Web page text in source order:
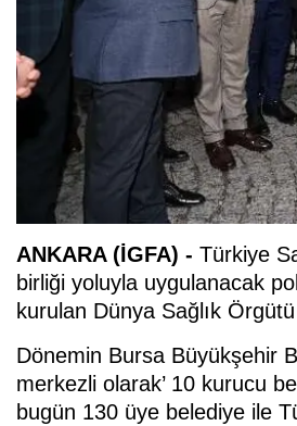
ANKARA (İGFA) - Türkiye
birliği yoluyla uygulanacak
kurulan Dünya Sağlık
Dönemin Bursa Büyükşehir
merkezli olarak’ 10 kurucu
bugün 130 üye belediye ile